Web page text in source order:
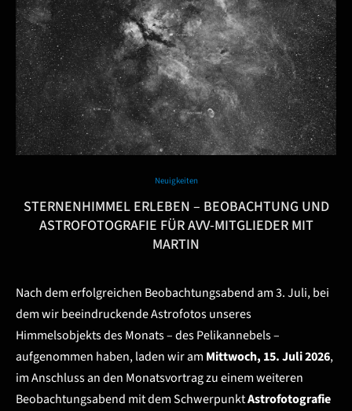
Neuigkeiten
STERNENHIMMEL ERLEBEN – BEOBACHTUNG UND
ASTROFOTOGRAFIE FÜR AVV-MITGLIEDER MIT
MARTIN
Nach dem erfolgreichen Beobachtungsabend am 3. Juli, bei
dem wir beeindruckende Astrofotos unseres
Himmelsobjekts des Monats – des Pelikannebels –
aufgenommen haben, laden wir am Mittwoch, 15. Juli 2026,
im Anschluss an den Monatsvortrag zu einem weiteren
Beobachtungsabend mit dem SchwerpunktAstrofotografie